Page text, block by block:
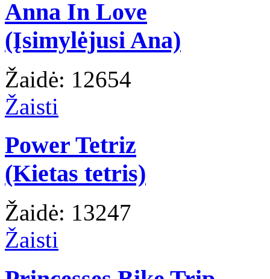
Anna In Love
(Įsimylėjusi Ana)
Žaidė: 12654
Žaisti
Power Tetriz
(Kietas tetris)
Žaidė: 13247
Žaisti